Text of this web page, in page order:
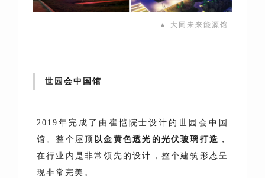
▲ 大同未来能源馆
世园会中国馆
2019年完成了由崔恺院士设计的世园会中国
馆。整个屋顶 以金黄色透光的光伏玻璃打造 ，
在行业内是非常领先的设计，整个建筑形态呈
现非常完美。